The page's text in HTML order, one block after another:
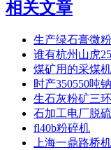
相关文章
生产绿石膏微
谁有杭州山虎
煤矿用的采煤
时产350550吨
生石灰粉矿三
石加工电厂脱硫
fl40b粉碎机
上海一鼎路桥